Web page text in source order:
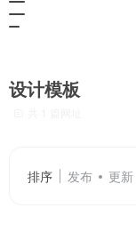
设计模板
排序 发布 更新